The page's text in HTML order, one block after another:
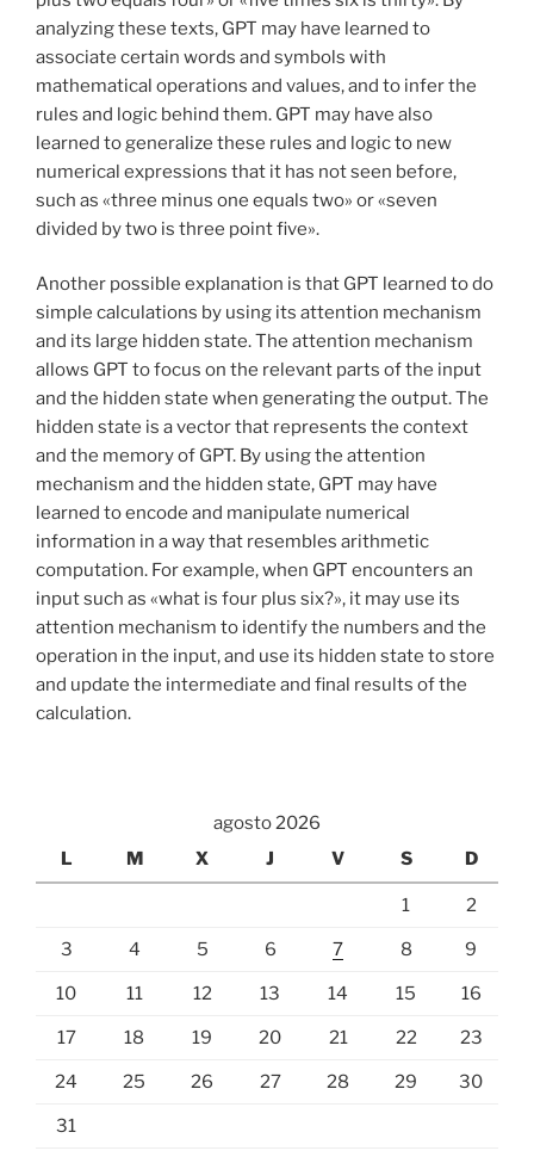
analyzing these texts, GPT may have learned to
associate certain words and symbols with
mathematical operations and values, and to infer the
rules and logic behind them. GPT may have also
learned to generalize these rules and logic to new
numerical expressions that it has not seen before,
such as «three minus one equals two» or «seven
divided by two is three point five».
Another possible explanation is that GPT learned to do
simple calculations by using its attention mechanism
and its large hidden state. The attention mechanism
allows GPT to focus on the relevant parts of the input
and the hidden state when generating the output. The
hidden state is a vector that represents the context
and the memory of GPT. By using the attention
mechanism and the hidden state, GPT may have
learned to encode and manipulate numerical
information in a way that resembles arithmetic
computation. For example, when GPT encounters an
input such as «what is four plus six?», it may use its
attention mechanism to identify the numbers and the
operation in the input, and use its hidden state to store
and update the intermediate and final results of the
calculation.
agosto 2026
L
M X J V S D
1 2
3 4 5 6 7 8 9
10 11 12 13 14 15 16
17 18 19 20 21 22 23
24 25 26 27 28 29 30
31